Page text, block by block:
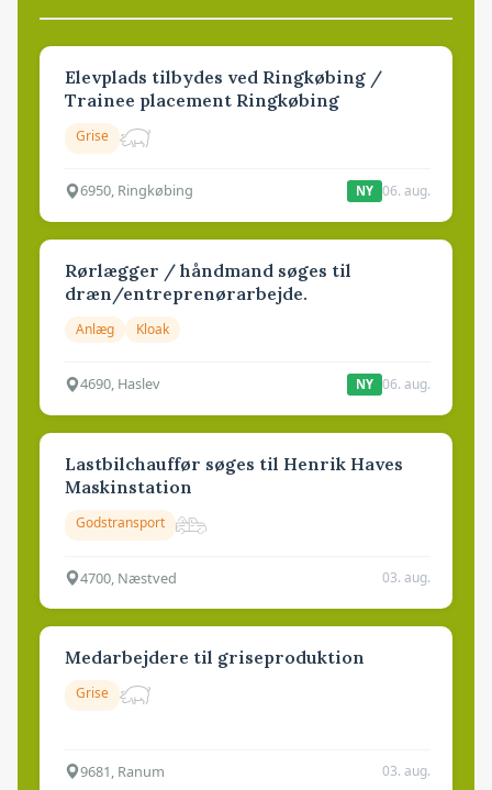
Elevplads tilbydes ved Ringkøbing /
Trainee placement Ringkøbing
Grise
6950, Ringkøbing NY 06. aug.
Rørlægger / håndmand søges til
dræn/entreprenørarbejde.
Anlæg Kloak
4690, Haslev NY 06. aug.
Lastbilchauffør søges til Henrik Haves
Maskinstation
Godstransport
4700, Næstved 03. aug.
Medarbejdere til griseproduktion
Grise
9681, Ranum 03. aug.